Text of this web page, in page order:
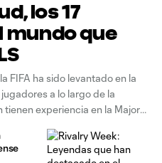
los 17
mundo que
FIFA ha sido levantado en la
a lo largo de la
tienen experiencia en la Major